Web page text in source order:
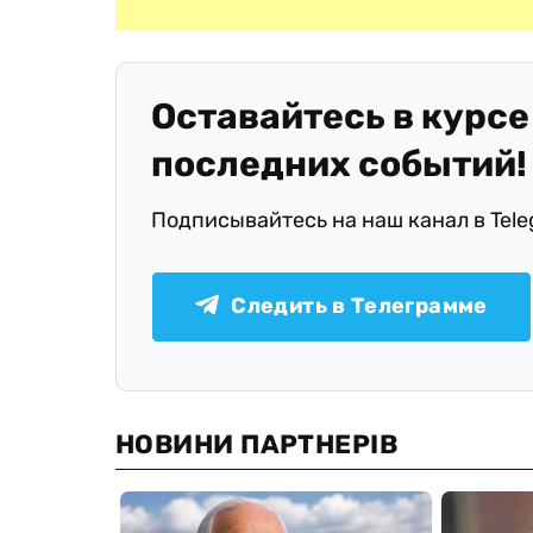
Оставайтесь в курсе
последних событий!
Подписывайтесь на наш канал в
Следить в Телеграмме